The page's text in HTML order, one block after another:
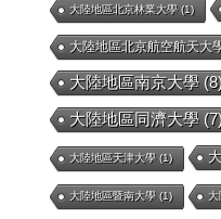
大陸地區北京林業大學(1)
大陸地區北京航空航天大
大陸地區南京大學
大陸地區同濟大學
大陸地區天津大學(1)
大陸地區暨南大學(1) 大